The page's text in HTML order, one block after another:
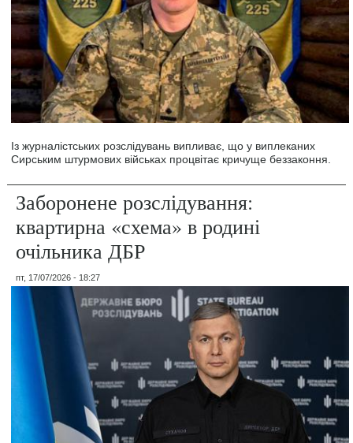
Із журналістських розслідувань випливає, що у виплеканих
Сирським штурмових військах процвітає кричуще беззаконня.
Заборонене розслідування:
квартирна «схема» в родині
очільника ДБР
пт, 17/07/2026 - 18:27